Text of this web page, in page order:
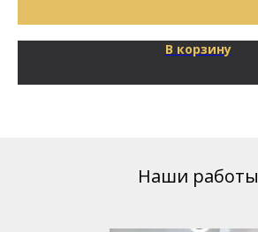
В корзину
Наши работы